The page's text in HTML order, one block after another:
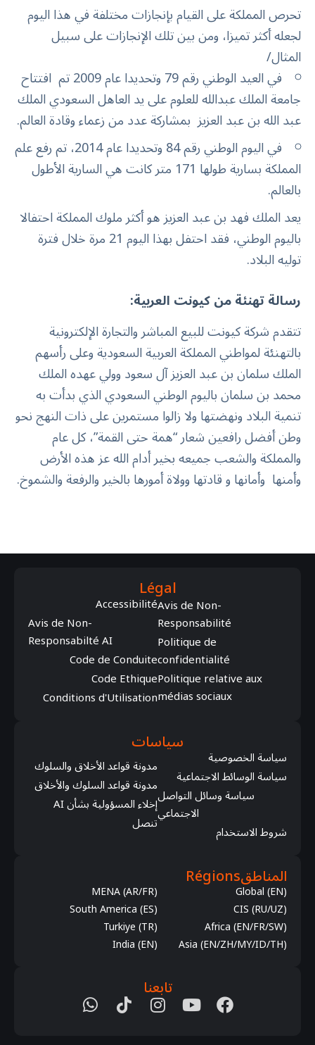
تحرص المملكة على القيام بإنجازات مختلفة في هذا اليوم
لجعله أكثر تميزا، ومن بين تلك الإنجازات على سبيل
المثال/
في العيد الوطني رقم 79 وتحديدا عام 2009 تم افتتاح
جامعة الملك عبدالله للعلوم على يد العاهل السعودي الملك
عبد الله بن عبد العزيز بمشاركة عدد من زعماء وقادة العالم.
في اليوم الوطني رقم 84 وتحديدا عام 2014، تم رفع علم
المملكة بسارية طولها 171 متر كانت هي السارية الأطول
بالعالم.
يعد الملك فهد بن عبد العزيز هو أكثر ملوك المملكة احتفالا
باليوم الوطني، فقد احتفل بهذا اليوم 21 مرة خلال فترة
توليه البلاد.
رسالة تهنئة من كيونت العربية:
تتقدم شركة كيونت للبيع المباشر والتجارة الإلكترونية
بالتهنئة لمواطني المملكة العربية السعودية وعلى رأسهم
الملك سلمان بن عبد العزيز آل سعود وولي عهده الملك
محمد بن سلمان باليوم الوطني السعودي الذي بدأت به
تنمية البلاد ونهضتها ولا زالوا مستمرين على ذات النهج نحو
وطن أفضل رافعين شعار “همة حتى القمة”، كل عام
والمملكة والشعب جميعه بخير أدام الله عز هذه الأرض
وأمنها وأمانها و قادتها وولاة أمورها بالخير والرفعة والشموخ.
Légal
Avis de Non-
Responsabilité
Politique de
confidentialité
Politique relative aux
médias sociaux
Accessibilité
Avis de Non-
Responsabilté AI
Code de Conduite
Code Ethique
Conditions d'Utilisation
سياسات
سياسة الخصوصية
سياسة الوسائط الاجتماعية
سياسة وسائل التواصل
الاجتماعي
شروط الاستخدام
مدونة قواعد الأخلاق والسلوك
مدونة قواعد السلوك والأخلاق
إخلاء المسؤولية بشأن AI
تنصل
المناطقRégions
Global (EN)
CIS (RU/UZ)
Africa (EN/FR/SW)
Asia (EN/ZH/MY/ID/TH)
MENA (AR/FR)
South America (ES)
Turkiye (TR)
India (EN)
تابعنا